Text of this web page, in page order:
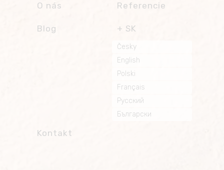
O nás Referencie
Blog SK
Česky
English
Polski
Français
Русский
Български
Kontakt